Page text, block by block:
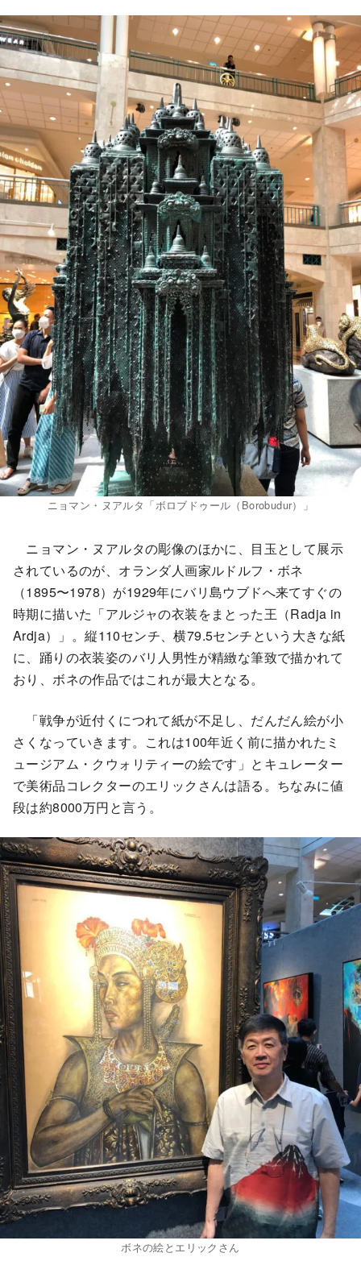
ニョマン・ヌアルタ「ボロブドゥール（Borobudur）」
ニョマン・ヌアルタの彫像のほかに、目玉として展示
されているのが、オランダ人画家ルドルフ・ボネ
（1895〜1978）が1929年にバリ島ウブドへ来てすぐの
時期に描いた「アルジャの衣装をまとった王（Radja in
Ardja）」。縦110センチ、横79.5センチという大きな紙
に、踊りの衣装姿のバリ人男性が精緻な筆致で描かれて
おり、ボネの作品ではこれが最大となる。
「戦争が近付くにつれて紙が不足し、だんだん絵が小
さくなっていきます。これは100年近く前に描かれたミ
ュージアム・クウォリティーの絵です」とキュレーター
で美術品コレクターのエリックさんは語る。ちなみに値
段は約8000万円と言う。
ボネの絵とエリックさん